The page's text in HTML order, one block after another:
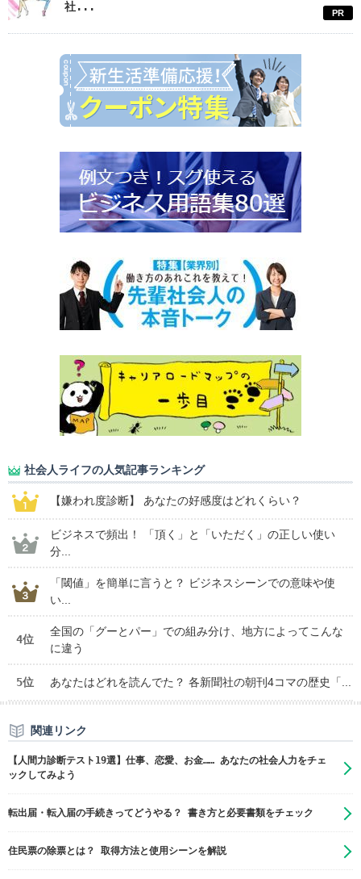
社... PR
社会人ライフの人気記事ランキング
【嫌われ度診断】 あなたの好感度はどれくらい？
ビジネスで頻出！ 「頂く」と「いただく」の正しい使い
分...
「閾値」を簡単に言うと？ ビジネスシーンでの意味や使
い...
4位
全国の「グーとパー」での組み分け、地方によってこんな
に違う
5位 あなたはどれを読んでた？ 各新聞社の朝刊4コマの歴史「...
関連リンク
【人間力診断テスト19選】仕事、恋愛、お金…… あなたの社会人力をチェ
ックしてみよう
転出届・転入届の手続きってどうやる？ 書き方と必要書類をチェック
住民票の除票とは？ 取得方法と使用シーンを解説